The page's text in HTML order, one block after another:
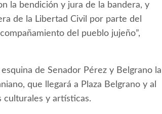
la bendición y jura de la bandera, y
de la Libertad Civil por parte del
del pueblo jujeño”,
de Senador Pérez y Belgrano la
que llegará a Plaza Belgrano y al
culturales y artísticas.